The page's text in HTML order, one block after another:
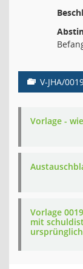
V-JHA/
Vorlage -
Vorlage
mit